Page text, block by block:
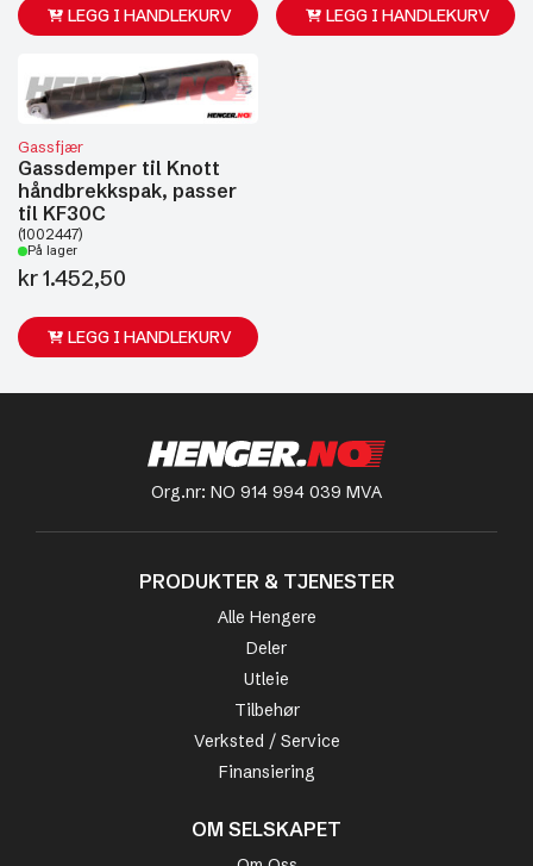
LEGG I HANDLEKURV LEGG I HANDLEKURV
Gassfjær
Gassdemper til Knott
håndbrekkspak, passer
til KF30C
(1002447)
På lager
kr1.452,50
LEGG I HANDLEKURV
Org.nr: NO 914 994 039 MVA
PRODUKTER & TJENESTER
Alle Hengere
Deler
Utleie
Tilbehør
Verksted / Service
Finansiering
OM SELSKAPET